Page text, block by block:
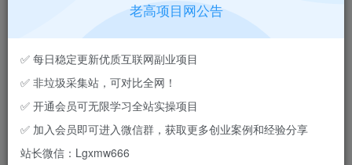
这是一套围绕Sora 2 AI 视频生成工具
频内容合集，核心方向并非单纯讲工具功能，而是聚焦于
何用文本生成具备传播力的视频内容，并结合平台机制实现
老高项目网公告
✅ 每日稳定更新优质互联网副业项目
✅ 非垃圾采集站，可对比全网！
✅ 开通会员可无限学习全站实操项目
✅ 加入会员即可进入微信群，获取更多创业案例和经验分享
站长微信：Lgxmw666